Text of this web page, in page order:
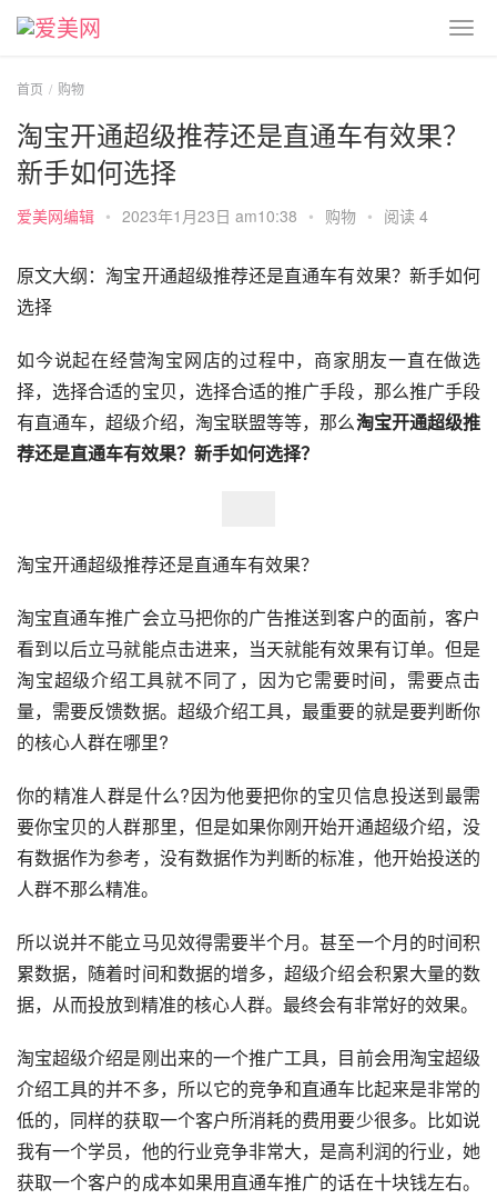
首页 购物
淘宝开通超级推荐还是直通车有效果？
新手如何选择
爱美网编辑 • 2023年1月23日 am10:38 • 购物 • 阅读 4
原文大纲：淘宝开通超级推荐还是直通车有效果？新手如何
选择
如今说起在经营淘宝网店的过程中，商家朋友一直在做选
择，选择合适的宝贝，选择合适的推广手段，那么推广手段
有直通车，超级介绍，淘宝联盟等等，那么淘宝开通超级推
荐还是直通车有效果？新手如何选择？
淘宝开通超级推荐还是直通车有效果？
淘宝直通车推广会立马把你的广告推送到客户的面前，客户
看到以后立马就能点击进来，当天就能有效果有订单。但是
淘宝超级介绍工具就不同了，因为它需要时间，需要点击
量，需要反馈数据。超级介绍工具，最重要的就是要判断你
的核心人群在哪里?
你的精准人群是什么?因为他要把你的宝贝信息投送到最需
要你宝贝的人群那里，但是如果你刚开始开通超级介绍，没
有数据作为参考，没有数据作为判断的标准，他开始投送的
人群不那么精准。
所以说并不能立马见效得需要半个月。甚至一个月的时间积
累数据，随着时间和数据的增多，超级介绍会积累大量的数
据，从而投放到精准的核心人群。最终会有非常好的效果。
淘宝超级介绍是刚出来的一个推广工具，目前会用淘宝超级
介绍工具的并不多，所以它的竞争和直通车比起来是非常的
低的，同样的获取一个客户所消耗的费用要少很多。比如说
我有一个学员，他的行业竞争非常大，是高利润的行业，她
获取一个客户的成本如果用直通车推广的话在十块钱左右。